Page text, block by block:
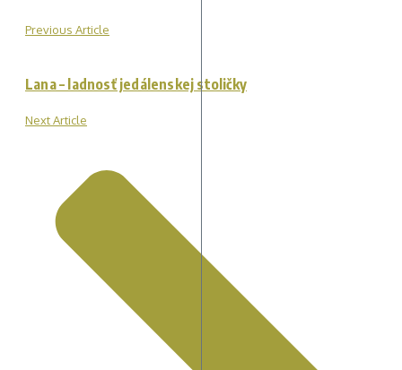
Previous Article
Lana – ladnosť jedálenskej stoličky
Next Article